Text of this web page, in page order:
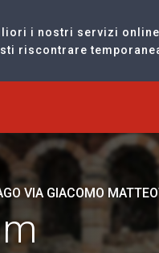
i nostri servizi
riscontrare
VIA GIACOMO